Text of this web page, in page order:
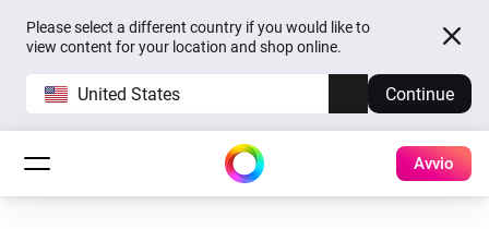
Please select a different country if you would like to
view content for your location and shop online.
United States Continue
Avvio